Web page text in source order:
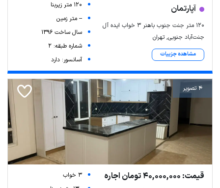
آپارتمان
۱۲۰ متر جنت جنوب باهنر ۳ خواب ایده آل
جنت‌آباد جنوبی, تهران
مشاهده جزییات
120 متر زیربنا
-- متر زمین
سال ساخت 1396
شماره طبقه: 2
آسانسور: دارد
4 تصویر
قیمت: 40,000,000 تومان اجاره
3 خواب